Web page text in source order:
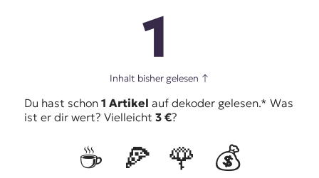
1
Inhalt bisher gelesen ↑
Du hast schon 1 Artikel auf dekoder gelesen.* Was
ist er dir wert? Vielleicht 3 €?
☕️ 🍕 🌹
💰